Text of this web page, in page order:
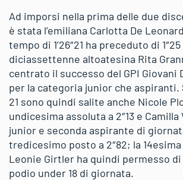
Ad imporsi nella prima delle due
è stata l’emiliana Carlotta De
tempo di 1’26″21 ha preceduto di 1″25
diciassettenne altoatesina Rita
centrato il successo del GPI Giovani
per la categoria junior che aspiranti.
21 sono quindi salite anche Nicole
undicesima assoluta a 2″13 e
junior e seconda aspirante di
tredicesimo posto a 2″82; la 14esima
Leonie Girtler ha quindi permesso
podio under 18 di giornata.